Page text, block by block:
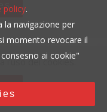
l'uso dei cookies.
policy.
la navigazione per
momento revocare il
ai cookie"